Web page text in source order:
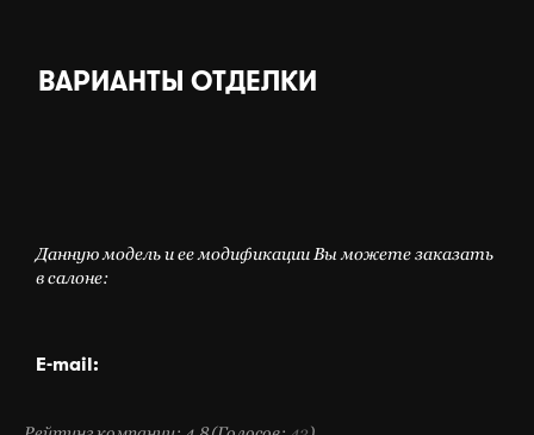
ВАРИАНТЫ ОТДЕЛКИ
Данную модель и ее модификации Вы можете заказать
в салоне:
E-mail: